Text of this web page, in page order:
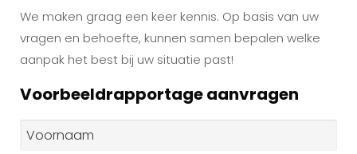
We maken graag een keer kennis. Op basis van uw
vragen en behoefte, kunnen samen bepalen welke
aanpak het best bij uw situatie past!
Voorbeeldrapportage aanvragen
Naam